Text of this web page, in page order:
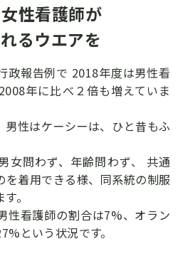
性看護師が
るウエアを
政報告例で 2018年度は男性看
年に比べ２倍も増えていま
男性はケーシーは、ひと昔もふ
女問わず、年齢問わず、 共通
を着用できる様、同系統の制服
。
性看護師の割合は7%、オラン
という状況です。